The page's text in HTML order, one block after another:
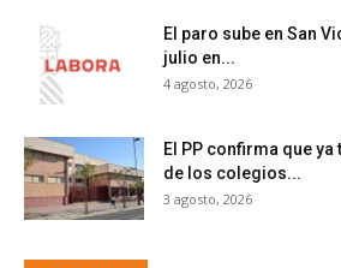
El paro sube en San
julio en...
4 agosto, 2026
El PP confirma que
de los colegios...
3 agosto, 2026